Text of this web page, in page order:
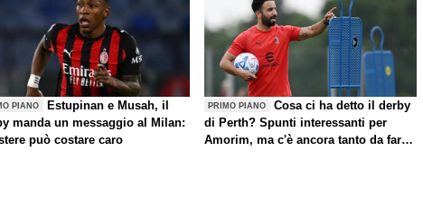
PIANO
Estupinan e Musah, il
manda un messaggio al Milan:
può costare caro
PRIMO PIANO
Cosa ci ha detto il derby
di Perth? Spunti interessanti per
Amorim, ma c'è ancora tanto da fare